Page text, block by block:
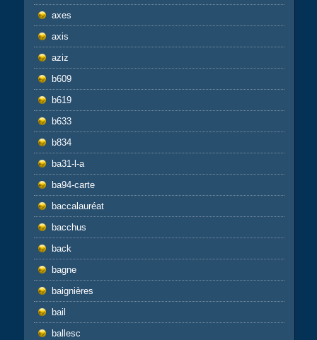
axes
axis
aziz
b609
b619
b633
b834
ba31-l-a
ba94-carte
baccalauréat
bacchus
back
bagne
baignières
bail
ballesc